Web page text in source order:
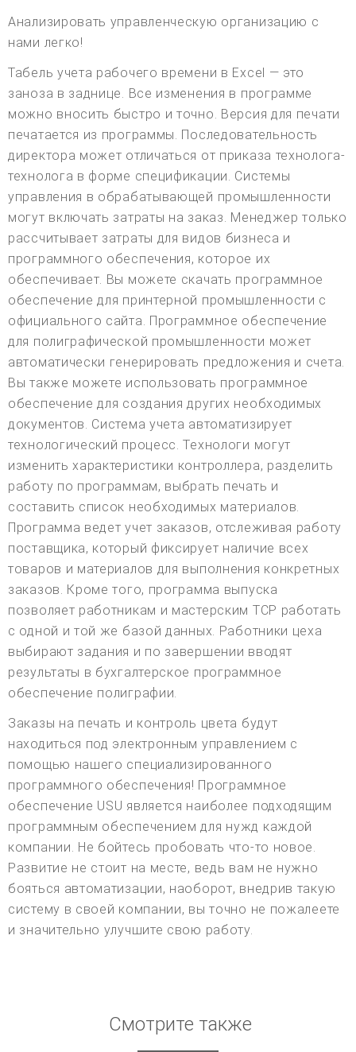
Анализировать управленческую организацию с
нами легко!
Табель учета рабочего времени в Excel — это
заноза в заднице. Все изменения в программе
можно вносить быстро и точно. Версия для печати
печатается из программы. Последовательность
директора может отличаться от приказа технолога-
технолога в форме спецификации. Системы
управления в обрабатывающей промышленности
могут включать затраты на заказ. Менеджер только
рассчитывает затраты для видов бизнеса и
программного обеспечения, которое их
обеспечивает. Вы можете скачать программное
обеспечение для принтерной промышленности с
официального сайта. Программное обеспечение
для полиграфической промышленности может
автоматически генерировать предложения и счета.
Вы также можете использовать программное
обеспечение для создания других необходимых
документов. Система учета автоматизирует
технологический процесс. Технологи могут
изменить характеристики контроллера, разделить
работу по программам, выбрать печать и
составить список необходимых материалов.
Программа ведет учет заказов, отслеживая работу
поставщика, который фиксирует наличие всех
товаров и материалов для выполнения конкретных
заказов. Кроме того, программа выпуска
позволяет работникам и мастерским TCP работать
с одной и той же базой данных. Работники цеха
выбирают задания и по завершении вводят
результаты в бухгалтерское программное
обеспечение полиграфии.
Заказы на печать и контроль цвета будут
находиться под электронным управлением с
помощью нашего специализированного
программного обеспечения! Программное
обеспечение USU является наиболее подходящим
программным обеспечением для нужд каждой
компании. Не бойтесь пробовать что-то новое.
Развитие не стоит на месте, ведь вам не нужно
бояться автоматизации, наоборот, внедрив такую
систему в своей компании, вы точно не пожалеете
и значительно улучшите свою работу.
Смотрите также